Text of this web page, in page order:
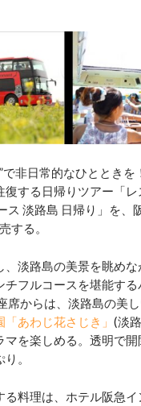
非日常的なひととき
復する日帰りツアー「
ス 淡路島 日帰り」を、
する。
淡路島の美景を眺めな
チフルコースを堪能する
席からは、淡路島の美
あわじ花さじき」 (淡
マを楽しめる。透明で
。
料理は、ホテル阪急イ